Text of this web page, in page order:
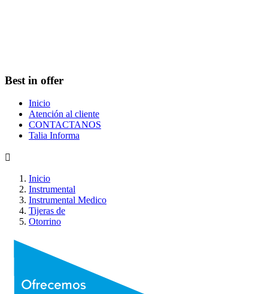
Best in offer
Inicio
Atención al cliente
CONTACTANOS
Talia Informa

Inicio
Instrumental
Instrumental Medico
Tijeras de
Otorrino